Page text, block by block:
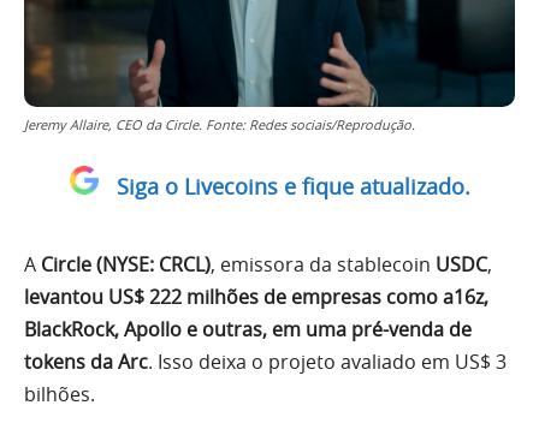
Jeremy Allaire, CEO da Circle. Fonte: Redes sociais/Reprodução.
Siga o Livecoins e fique atualizado.
A Circle (NYSE: CRCL), emissora da stablecoin USDC,
levantou US$ 222 milhões de empresas como a16z,
BlackRock, Apollo e outras, em uma pré-venda de
tokens da Arc. Isso deixa o projeto avaliado em US$ 3
bilhões.